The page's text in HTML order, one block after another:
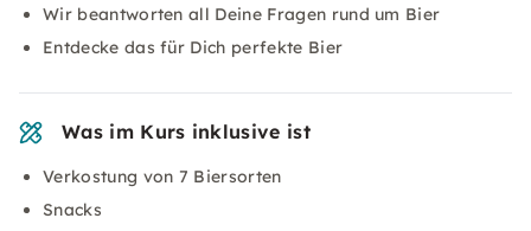
Wir beantworten all Deine Fragen rund um Bier
Entdecke das für Dich perfekte Bier
Was im Kurs inklusive ist
Verkostung von 7 Biersorten
Snacks